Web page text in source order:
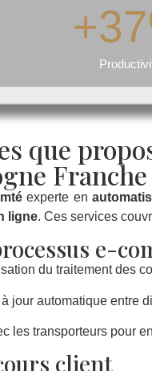
+37
que
experte en
ligne. Ces services
e-
du traitement des
à jour automatique entre
les transporteurs pour
client